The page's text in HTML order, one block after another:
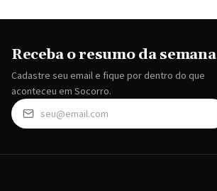
Receba o resumo da semana
Cadastre seu email e fique por dentro do que
aconteceu em Socorro.